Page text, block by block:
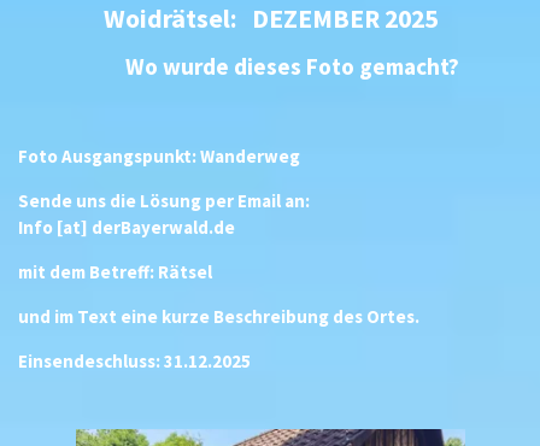
Woidrätsel: DEZEMBER 2025
Wo wurde dieses Foto gemacht?
Foto Ausgangspunkt: Wanderweg
Sende uns die Lösung per Email an:
Info [at] derBayerwald.de
mit dem Betreff: Rätsel
und im Text eine kurze Beschreibung des Ortes.
Einsendeschluss: 31.12.2025